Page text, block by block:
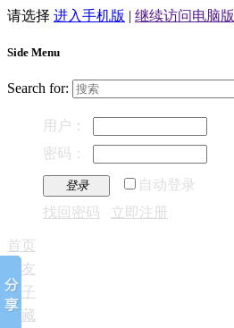
请选择 进入手机版 | 继续访问电脑版
Side Menu
Search for:
用户：
密码：
登录
自动登录
找回密码
立即注册
首页
好友
帖子
收藏